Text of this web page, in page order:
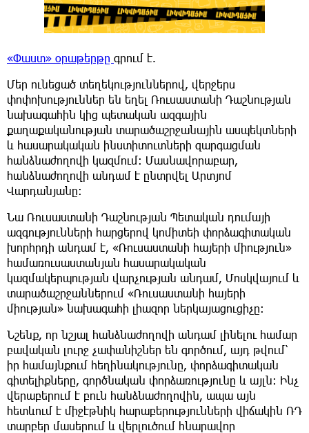
«Փաստ» օրաթերթը գրում է.
Մեր ունեցած տեղեկություններով, վերջերս
փոփոխություններ են եղել Ռուսաստանի Դաշնության
նախագահին կից պետական ազգային
քաղաքականության տարածաշրջանային ասպեկտների
և հասարակական ինստիտուտների զարգացման
հանձնաժողովի կազմում: Մասնավորաբար,
հանձնաժողովի անդամ է ընտրվել Արտյոմ
Վարդանյանը:
Նա Ռուսաստանի Դաշնության Պետական դումայի
ազգությունների հարցերով կոմիտեի փորձագիտական
խորհրդի անդամ է, «Ռուսաստանի հայերի միություն»
համառուսաստանյան հասարակական
կազմակերպության վարչության անդամ, Մոսկվայում և
տարածաշրջաններում «Ռուսաստանի հայերի
միության» նախագահի լիազոր ներկայացուցիչը:
Նշենք, որ նշյալ հանձնաժողովի անդամ լինելու համար
բավական լուրջ չափանիշներ են գործում, այդ թվում՝
իր համայնքում հեղինակությունը, փորձագիտական
գիտելիքները, գործնական փորձառությունը և այլն: Ինչ
վերաբերում է բուն հանձնաժողովին, ապա այն
հետևում է միջէթնիկ հարաբերությունների վիճակին ՌԴ
տարբեր մասերում և վերլուծում հնարավոր